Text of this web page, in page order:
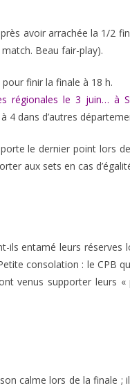
avoir arrachée la 1/2
Beau fair-play).
finir la finale à 18 h.
régionales le 3 juin… à
4 dans d’autres
le dernier point lors
aux sets en cas
ils entamé leurs réserves
consolation : le CPB
venus supporter leurs
calme lors de la finale ;